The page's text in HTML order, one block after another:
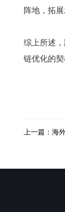
阵地，拓展
综上所述
链优化的